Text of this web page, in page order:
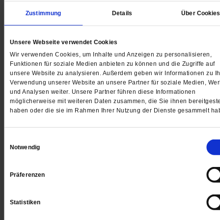
Zustimmung Details Über Cookies
Unsere Webseite verwendet Cookies
Wir verwenden Cookies, um Inhalte und Anzeigen zu personalisieren,
Funktionen für soziale Medien anbieten zu können und die Zugriffe auf
unsere Website zu analysieren. Außerdem geben wir Informationen zu
Verwendung unserer Website an unsere Partner für soziale Medien,
und Analysen weiter. Unsere Partner führen diese Informationen
möglicherweise mit weiteren Daten zusammen, die Sie ihnen
haben oder die sie im Rahmen Ihrer Nutzung der Dienste gesammelt
Notwendig
Präferenzen
Statistiken
»Ich bin kein Opfer«
Berthold Pleiß und Anke Steinbrügge erzählen von
Schicksal, das im Bauch ihrer Mütter begann, als
vielen spannenden Geschichten im neuen Publik-